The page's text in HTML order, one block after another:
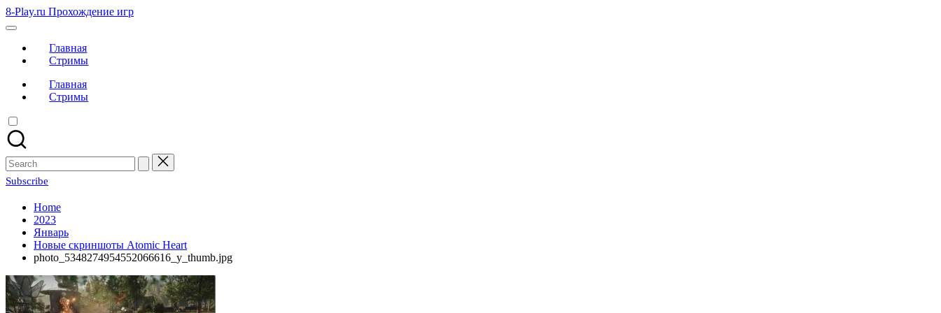
Skip
to
8-Play.ru Прохождение игр
Главная
Стримы
Главная
Стримы
Search
for:
Subscribe
Home
2023
Январь
Новые скриншоты Atomic Heart
photo_5348274954552066616_y_thumb.jpg